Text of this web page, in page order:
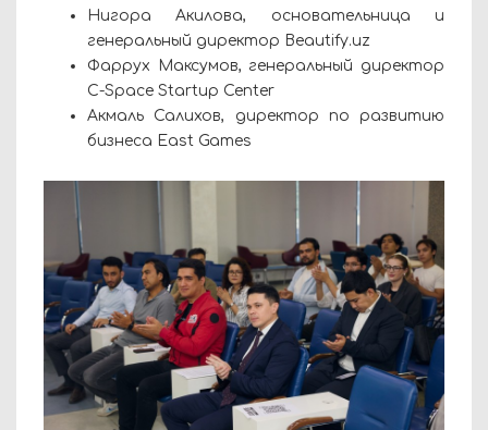
Нигора Акилова, основательница и
генеральный директор Beautify.uz
Фаррух Максумов, генеральный директор
C-Space Startup Center
Акмаль Салихов, директор по развитию
бизнеса East Games